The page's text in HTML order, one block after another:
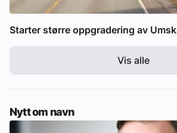
Starter større oppgradering av
Vis alle
Nytt om navn